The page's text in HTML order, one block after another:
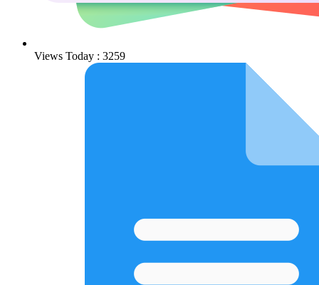
Views Today : 3259